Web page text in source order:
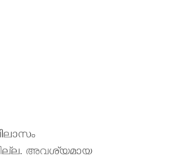
അവശ്യമായ